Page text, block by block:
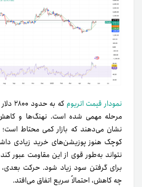
نمودار قیمت اتریوم
که به
مرحله مهمی شده است. نهنگ‌ها و
نشان می‌دهند که بازار کمی محتاط است؛
کوچک هنوز پوزیشن‌های خرید زیادی
نتواند به‌طور قوی از این مقاومت عبور
برای گرفتن سود زیاد شود. حرکت
چه کاهش، احتمالاً سریع اتفاق می‌افتد.